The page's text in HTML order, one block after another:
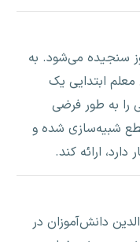
سنجیده می‌شود. به
ابتدایی یک
را به طور فرضی
شبیه‌سازی شده و
ارائه کند.
دانش‌آموزان در